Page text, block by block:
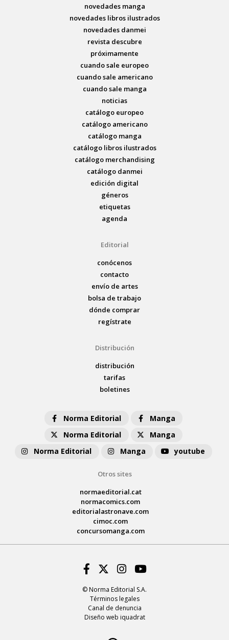
novedades manga
novedades libros ilustrados
novedades danmei
revista descubre
próximamente
cuando sale europeo
cuando sale americano
cuando sale manga
noticias
catálogo europeo
catálogo americano
catálogo manga
catálogo libros ilustrados
catálogo merchandising
catálogo danmei
edición digital
géneros
etiquetas
agenda
Editorial
conócenos
contacto
envío de artes
bolsa de trabajo
dónde comprar
regístrate
Distribución
distribución
tarifas
boletines
Norma Editorial
Manga
Norma Editorial
Manga
Norma Editorial
Manga youtube
Otros sites
normaeditorial.cat
normacomics.com
editorialastronave.com
cimoc.com
concursomanga.com
© Norma Editorial S.A.
Términos legales
Canal de denuncia
Diseño web iquadrat
Facebook
Twitter
Instagram
Youtube